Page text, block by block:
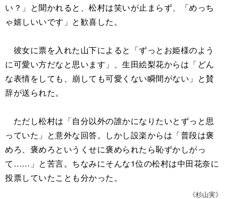
い？」と聞かれると、松村は笑いが止まらず、「めっち
ゃ嬉しいいです」と歓喜した。
彼女に票を入れた山下によると「ずっとお姫様のよう
に可愛い方だなと思います」、生田絵梨花からは「どん
な表情をしても、崩しても可愛くない瞬間がない」と賛
辞が送られた。
ただし松村は「自分以外の誰かになりたいとずっと思
っていた」と意外な回答。しかし設楽からは「普段は褒
めろ、褒めろというくせに褒められたら恥ずかしがっ
て……」と苦言。ちなみにそんな1位の松村は中田花奈に
投票していたことも分かった。
《杉山実》